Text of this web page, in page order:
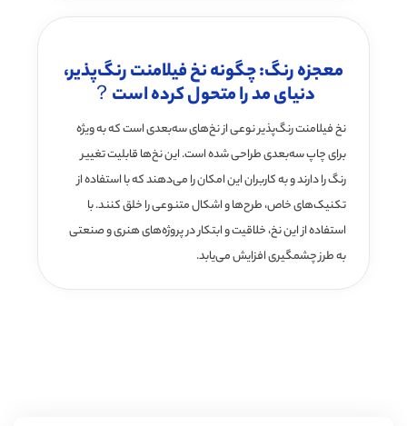
معجزه رنگ: چگونه نخ فیلامنت رنگ‌پذیر،
دنیای مد را متحول کرده است？
نخ فیلامنت رنگ‌پذیر نوعی از نخ‌های سه‌بعدی است که به ویژه
برای چاپ سه‌بعدی طراحی شده است. این نخ‌ها قابلیت تغییر
رنگ را دارند و به کاربران این امکان را می‌دهند که با استفاده از
تکنیک‌های خاص، طرح‌ها و اشکال متنوعی را خلق کنند. با
استفاده از این نخ، خلاقیت و ابتکار در پروژه‌های هنری و صنعتی
به طرز چشمگیری افزایش می‌یابد.